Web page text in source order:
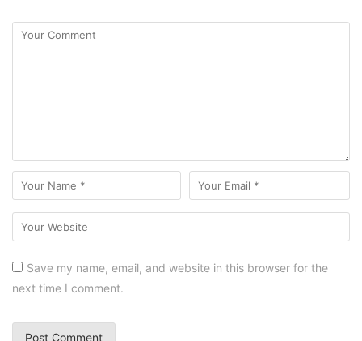
Save my name, email, and website in this browser for the
next time I comment.